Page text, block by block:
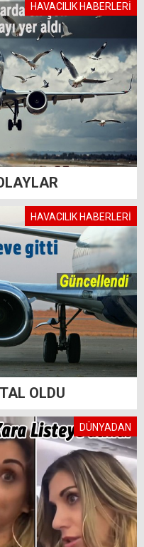
HAVACILIK HABERLERİ
HAVACILIK HABERLERİ
OLDU
DÜNYADAN